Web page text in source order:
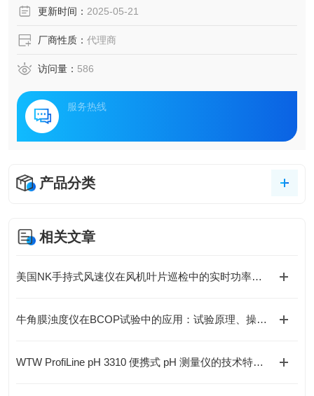
更新时间： 2025-05-21
厂商性质： 代理商
访问量： 586
服务热线
产品分类
相关文章
美国NK手持式风速仪在风机叶片巡检中的实时功率预测实践
牛角膜浊度仪在BCOP试验中的应用：试验原理、操作流程及IVIS/LIS选型
WTW ProfiLine pH 3310 便携式 pH 测量仪的技术特点与应用解析